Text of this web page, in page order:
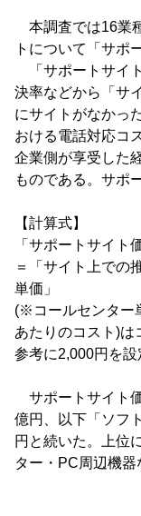
本調査では16業
トについて「サポ
「サポートサイ
決率などから「サ
にサイトがなかっ
おける電話対応コ
企業側が享受した
ものである。サポ
【計算式】
「サポートサイト
＝「サイト上での
単価」
(※コールセンター
あたりのコスト)は
参考に2,000円を設
サポートサイト
億円、以下「ソフ
円と続いた。上位
ター・PC周辺機器